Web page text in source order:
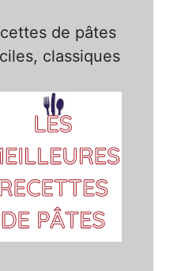
de pâtes
classiques